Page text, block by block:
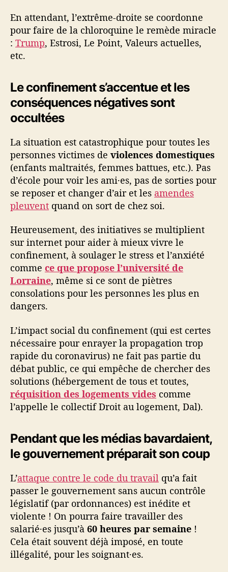
En attendant, l’extrême-droite se coordonne
pour faire de la chloroquine le remède miracle
: Trump, Estrosi, Le Point, Valeurs actuelles,
etc.
Le confinement s’accentue et les
conséquences négatives sont
occultées
La situation est catastrophique pour toutes les
personnes victimes de violences domestiques
(enfants maltraités, femmes battues, etc.). Pas
d’école pour voir les ami·es, pas de sorties pour
se reposer et changer d’air et les amendes
pleuvent quand on sort de chez soi.
Heureusement, des initiatives se multiplient
sur internet pour aider à mieux vivre le
confinement, à soulager le stress et l’anxiété
comme ce que propose l’université de
Lorraine, même si ce sont de piètres
consolations pour les personnes les plus en
dangers.
L’impact social du confinement (qui est certes
nécessaire pour enrayer la propagation trop
rapide du coronavirus) ne fait pas partie du
débat public, ce qui empêche de chercher des
solutions (hébergement de tous et toutes,
réquisition des logements vides comme
l’appelle le collectif Droit au logement, Dal).
Pendant que les médias bavardaient,
le gouvernement préparait son coup
L’attaque contre le code du travail qu’a fait
passer le gouvernement sans aucun contrôle
législatif (par ordonnances) est inédite et
violente ! On pourra faire travailler des
salarié·es jusqu’à 60 heures par semaine !
Cela était souvent déjà imposé, en toute
illégalité, pour les soignant·es.